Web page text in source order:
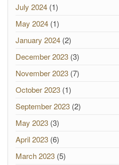
July 2024 (1)
May 2024 (1)
January 2024 (2)
December 2023 (3)
November 2023 (7)
October 2023 (1)
September 2023 (2)
May 2023 (3)
April 2023 (6)
March 2023 (5)